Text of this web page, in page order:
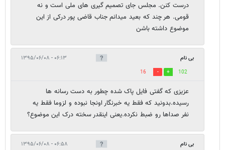
درست کنن. مجلس جای تصمیم گیری های ملی است و نه
قومی. هر چند که بعید میدانم جناب قاضی پور درکی از این
موضوع داشته باشن
بی نام ۰۶:۱۳ - ۱۳۹۵/۰۶/۰۸
102
16
عزیزی که گفتی فایل پاک شده چطور به دست رسانه ها
رسیده.بدونید که فقط یه خبرنگار اونجا نبوده و لزوما فقط یه
نفر صداها رو ضبط نکرده.یعنی اینقدر سخته درک این موضوع؟
بی نام ۰۶:۵۸ - ۱۳۹۵/۰۶/۰۸